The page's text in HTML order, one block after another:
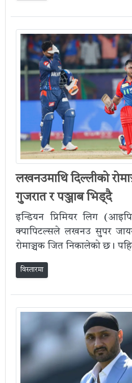
लखनउमाथि दिल्लीको
गुजरात र पञ्जाब भिड्दै
इन्डियन प्रिमियर लिग
क्पापिटल्सले लखनउ सुपर
रोमाञ्चक जित निकालेको छ।
विस्तारमा